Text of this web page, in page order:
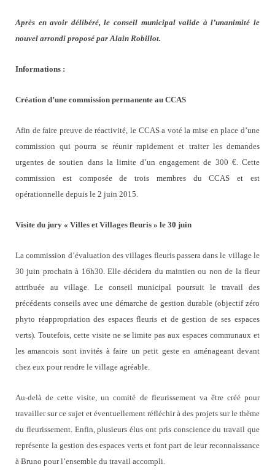
Après en avoir délibéré, le conseil municipal valide à l’unanimité le
nouvel arrondi proposé par Alain Robillot.
Informations :
Création d’une commission permanente au CCAS
Afin de faire preuve de réactivité, le CCAS a voté la mise en place d’une
commission qui pourra se réunir rapidement et traiter les demandes
urgentes de soutien dans la limite d’un engagement de 300 €. Cette
commission est composée de trois membres du CCAS et est
opérationnelle depuis le 2 juin 2015.
Visite du jury « Villes et Villages fleuris » le 30 juin
La commission d’évaluation des villages fleuris passera dans le village le
30 juin prochain à 16h30. Elle décidera du maintien ou non de la fleur
attribuée au village. Le conseil municipal poursuit le travail des
précédents conseils avec une démarche de gestion durable (objectif zéro
phyto réappropriation des espaces fleuris et de gestion de ses espaces
verts). Toutefois, cette visite ne se limite pas aux espaces communaux et
les amancois sont invités à faire un petit geste en aménageant devant
chez eux pour rendre le village agréable.
Au-delà de cette visite, un comité de fleurissement va être créé pour
travailler sur ce sujet et éventuellement réfléchir à des projets sur le thème
du fleurissement. Enfin, plusieurs élus ont pris conscience du travail que
représente la gestion des espaces verts et font part de leur reconnaissance
à Bruno pour l’ensemble du travail accompli.